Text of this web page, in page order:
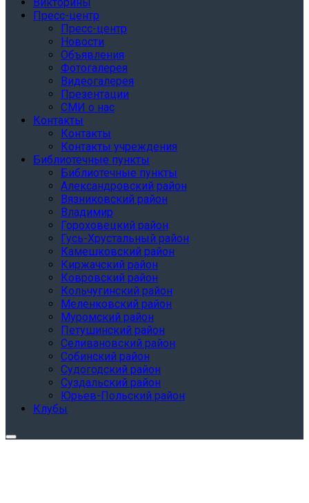
Викторины
Пресс-центр
Пресс-центр
Новости
Объявления
Фотогалерея
Видеогалерея
Презентации
СМИ о нас
Контакты
Контакты
Контакты учреждения
Библиотечные пункты
Библиотечные пункты
Александровский район
Вязниковский район
Владимир
Гороховецкий район
Гусь-Хрустальный район
Камешковский район
Киржачский район
Ковровский район
Кольчугинский район
Меленковский район
Муромский район
Петушинский район
Селивановский район
Собинский район
Судогодский район
Суздальский район
Юрьев-Польский район
Клубы